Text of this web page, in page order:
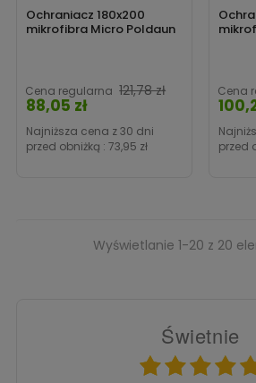
Ochraniacz 180x200
mikrofibra Micro Poldaun
Cena regularna 121,78 zł
88,05 zł
Najniższa cena z 30 dni
przed obniżką : 73,95 zł
Cena
przed
Wyświetlanie 1-20 z 20
Świetnie